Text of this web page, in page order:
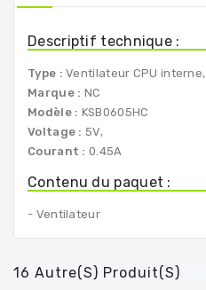
Descriptif technique :
Type : Ventilateur CPU interne,
Marque : NC
Modèle : KSB0605HC
Voltage : 5V,
Courant : 0.45A
Contenu du paquet :
- Ventilateur
16 Autre(s) Produit(s)